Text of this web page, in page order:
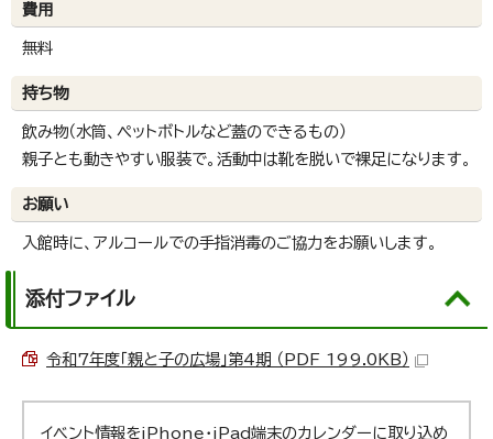
費用
無料
持ち物
飲み物（水筒、ペットボトルなど蓋のできるもの）
親子とも動きやすい服装で。活動中は靴を脱いで裸足になります。
お願い
入館時に、アルコールでの手指消毒のご協力をお願いします。
添付ファイル
令和7年度「親と子の広場」第4期 （PDF 199.0KB）
イベント情報をiPhone・iPad端末のカレンダーに取り込め